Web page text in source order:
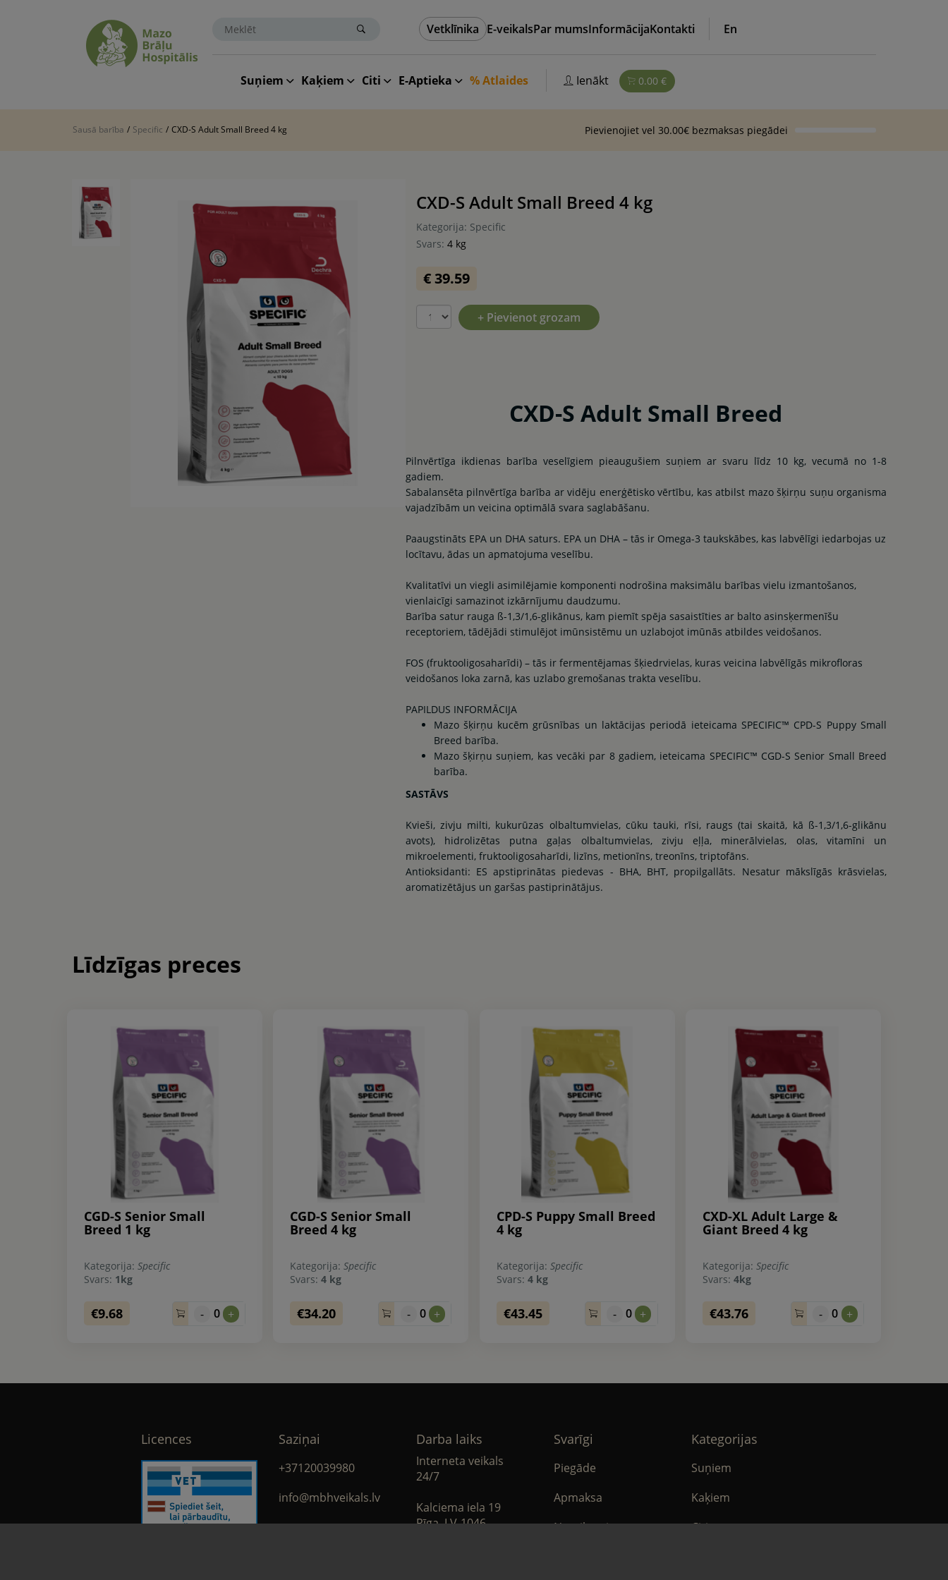
Vetklīnika E-veikalsPar mumsInformācijaKontakti En
Suņiem Kaķiem Citi E-Aptieka % Atlaides Ienākt 0.00 €
Pievienojiet vel 30.00€ bezmaksas piegādei
Sausā barība / Specific / CXD-S Adult Small Breed 4 kg
CXD-S Adult Small Breed 4 kg
Kategorija: Specific
Svars: 4 kg
€ 39.59
+ Pievienot grozam
CXD-S Adult Small Breed
Pilnvērtīga ikdienas barība veselīgiem pieaugušiem suņiem ar svaru līdz 10 kg, vecumā no 1-8
gadiem.
Sabalansēta pilnvērtīga barība ar vidēju enerģētisko vērtību, kas atbilst mazo šķirņu suņu organisma
vajadzībām un veicina optimālā svara saglabāšanu.
Paaugstināts EPA un DHA saturs. EPA un DHA – tās ir Omega-3 taukskābes, kas labvēlīgi iedarbojas uz
locītavu, ādas un apmatojuma veselību.
Kvalitatīvi un viegli asimilējamie komponenti nodrošina maksimālu barības vielu izmantošanos,
vienlaicīgi samazinot izkārnījumu daudzumu.
Barība satur rauga ß-1,3/1,6-glikānus, kam piemīt spēja sasaistīties ar balto asinsķermenīšu
receptoriem, tādējādi stimulējot imūnsistēmu un uzlabojot imūnās atbildes veidošanos.
FOS (fruktooligosaharīdi) – tās ir fermentējamas šķiedrvielas, kuras veicina labvēlīgās mikrofloras
veidošanos loka zarnā, kas uzlabo gremošanas trakta veselību.
PAPILDUS INFORMĀCIJA
Mazo šķirņu kucēm grūsnības un laktācijas periodā ieteicama SPECIFIC™ CPD-S Puppy Small
Breed barība.
Mazo šķirņu suņiem, kas vecāki par 8 gadiem, ieteicama SPECIFIC™ CGD-S Senior Small Breed
barība.
SASTĀVS
Kvieši, zivju milti, kukurūzas olbaltumvielas, cūku tauki, rīsi, raugs (tai skaitā, kā ß-1,3/1,6-glikānu
avots), hidrolizētas putna gaļas olbaltumvielas, zivju eļļa, minerālvielas, olas, vitamīni un
mikroelementi, fruktooligosaharīdi, lizīns, metionīns, treonīns, triptofāns.
Antioksidanti: ES apstiprinātas piedevas - BHA, BHT, propilgallāts. Nesatur mākslīgās krāsvielas,
aromatizētājus un garšas pastiprinātājus.
Līdzīgas preces
CGD-S Senior Small
Breed 1 kg
Kategorija:Specific
Svars: 1kg
€9.68 - 0 +
CGD-S Senior Small
Breed 4 kg
Kategorija:Specific
Svars:4 kg
€34.20 - 0 +
CPD-S Puppy Small Breed
4 kg
Kategorija: Specific
Svars: 4 kg
€43.45 - 0 +
CXD-XL Adult Large &
Giant Breed 4 kg
Kategorija: Specific
Svars: 4kg
€43.76 - 0 +
Licences Saziņai
+37120039980
info@mbhveikals.lv
Darba laiks
Interneta veikals
24/7
Kalciema iela 19
Rīga, LV-1046
Svarīgi
Piegāde
Apmaksa
Noteikumi
Kategorijas
Suņiem
Kaķiem
Citi